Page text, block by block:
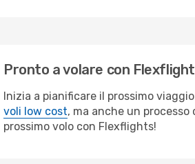
Pronto a volare con
Inizia a pianificare il prossimo
voli low cost, ma anche un
prossimo volo con Flexflights!